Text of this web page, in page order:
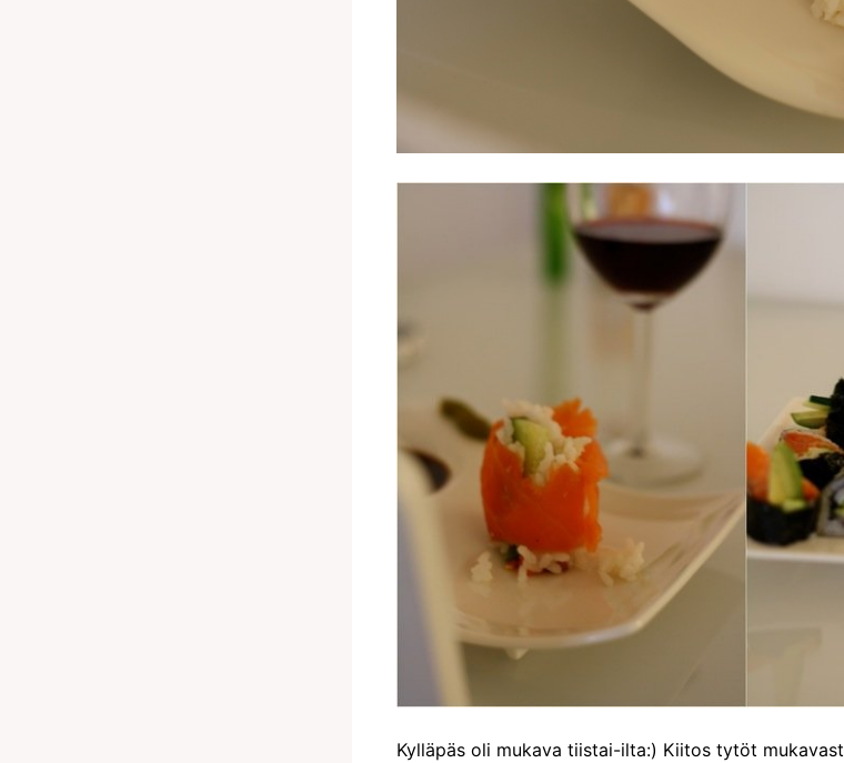
Kylläpäs oli mukava tiistai-ilta:) Kiitos tytöt